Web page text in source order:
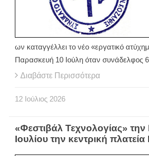
ων καταγγέλλει το νέο «εργατικό
Παρασκευή 10 Ιούλη όταν συνάδελφος
Διαβάστε Περισσότερα
12 Ιούλιος 2026
«Φεστιβάλ Τεχνολογίας»
Ιουλίου την κεντρική